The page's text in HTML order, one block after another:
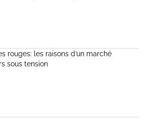
rouges: les raisons d’un marché
sous tension